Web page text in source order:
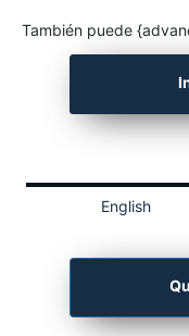
También puede
English